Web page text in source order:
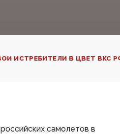
ИСТРЕБИТЕЛИ В ЦВЕТ ВКС
самолетов в